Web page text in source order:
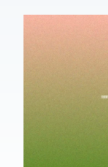
问鼎娱乐官
球集锦与最
需求